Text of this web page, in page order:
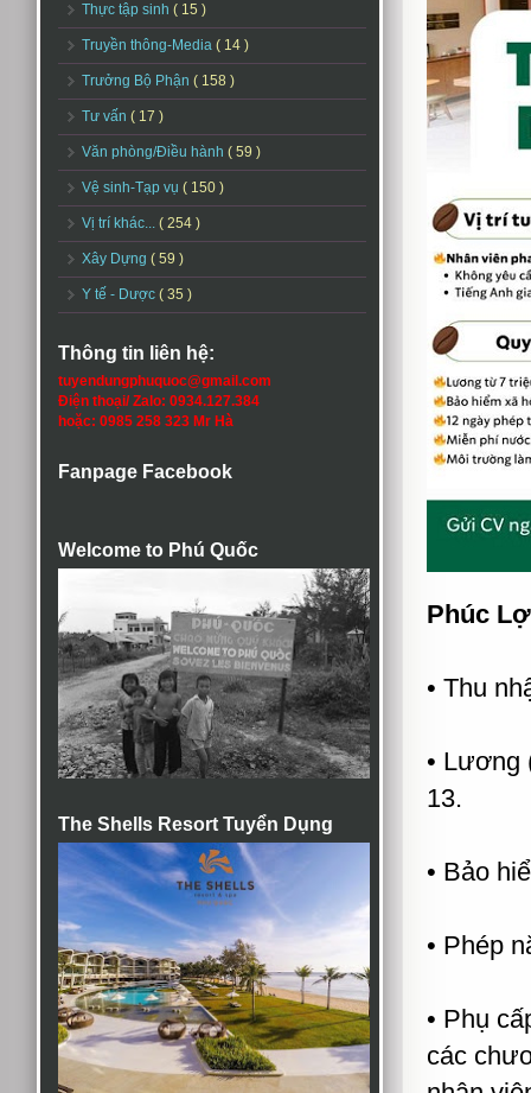
Thực tập sinh ( 15 )
Truyền thông-Media ( 14 )
Trưởng Bộ Phận ( 158 )
Tư vấn ( 17 )
Văn phòng/Điều hành ( 59 )
Vệ sinh-Tạp vụ ( 150 )
Vị trí khác... ( 254 )
Xây Dựng ( 59 )
Y tế - Dược ( 35 )
Thông tin liên hệ:
tuyendungphuquoc@gmail.com
Điện thoại/ Zalo: 0934.127.384
hoặc: 0985 258 323 Mr Hà
Fanpage Facebook
Welcome to Phú Quốc
The Shells Resort Tuyển Dụng
Phúc
• Thu
• Lương
13.
• Bảo
• Phép
• Phụ
các